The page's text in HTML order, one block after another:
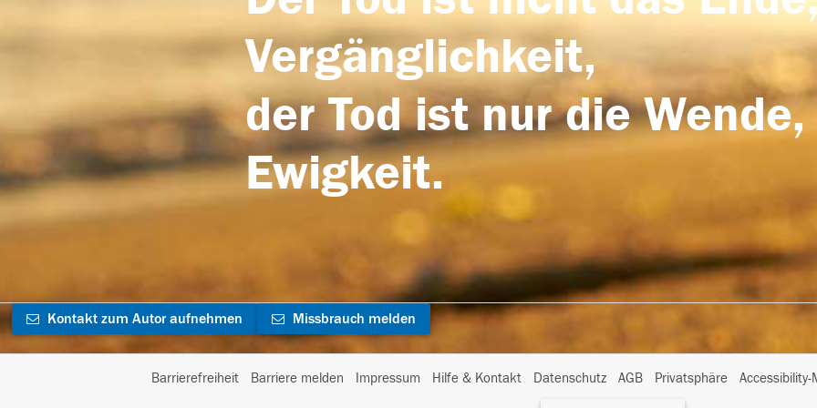
Vergänglichkeit,
der Tod ist nur die
Ewigkeit.
Kontakt zum Autor aufnehmen Missbrauch melden
Barrierefreiheit Barriere melden Impressum Hilfe & Kontakt Datenschutz AGB Privatsphäre
I